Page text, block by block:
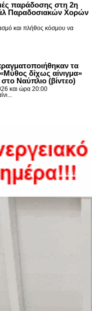
παράδοσης στη 2η
Παραδοσιακών Χορών
και πλήθος κόσμου να
τα
δίχως αίνιγμα»
Ναύπλιο (βίντεο)
και ώρα 20:00